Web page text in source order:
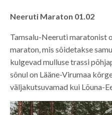
Neeruti Maraton 01.02
Tamsalu-Neeruti maratonist
maraton, mis sõidetakse
kulgevad mulluse trassi
sõnul on Lääne-Virumaa
väljakutsuvamad kui Lõuna-